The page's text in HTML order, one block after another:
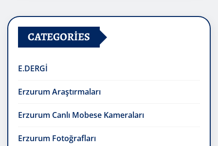
CATEGORIES
E.DERGİ
Erzurum Araştırmaları
Erzurum Canlı Mobese Kameraları
Erzurum Fotoğrafları